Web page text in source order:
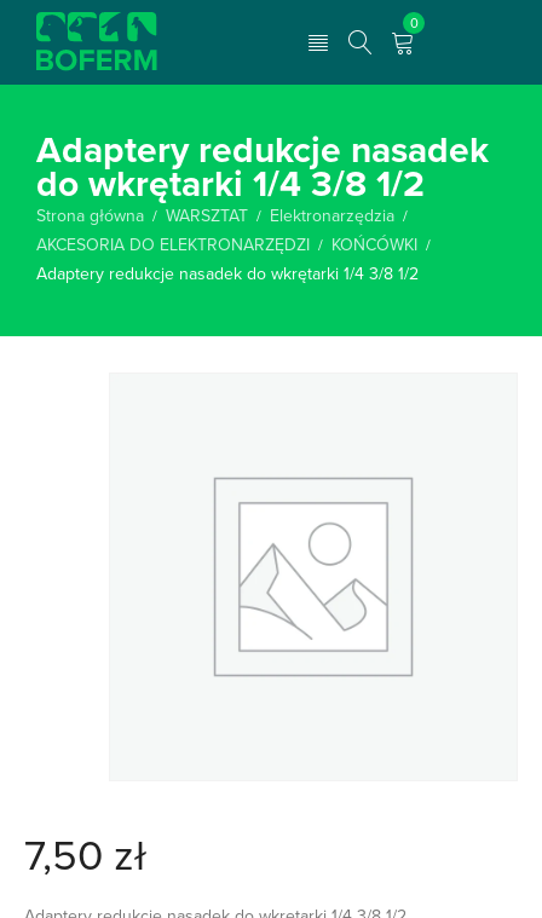
0
Adaptery redukcje nasadek
do wkrętarki 1/4 3/8 1/2
Strona główna / WARSZTAT / Elektronarzędzia /
AKCESORIA DO ELEKTRONARZĘDZI / KOŃCÓWKI /
Adaptery redukcje nasadek do wkrętarki 1/4 3/8 1/2
7,50 zł